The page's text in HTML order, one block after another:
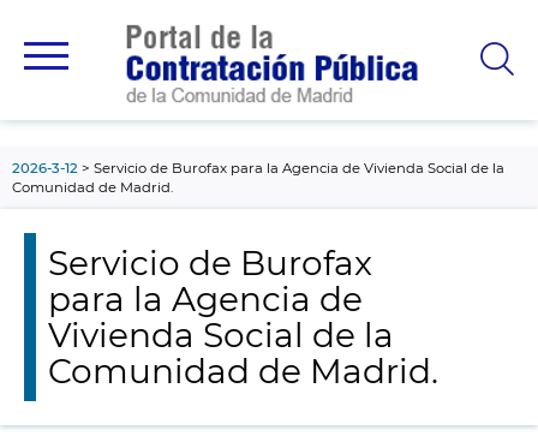
principal
2026-3-12
Servicio de Burofax para la Agencia de Vivienda Social de la
Comunidad de Madrid.
Servicio de Burofax
para la Agencia de
Vivienda Social de la
Comunidad de Madrid.